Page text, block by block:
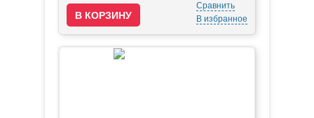
Сравнить
В избранное